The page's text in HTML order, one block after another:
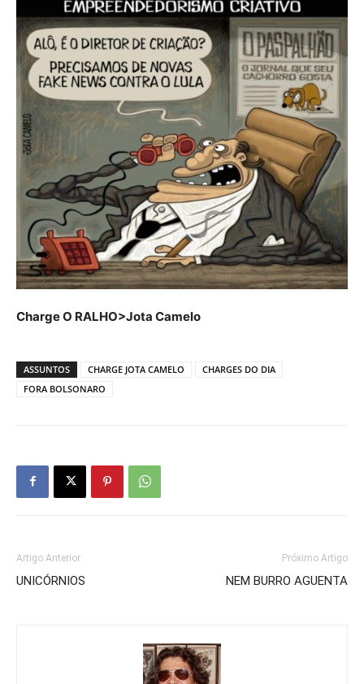
Charge O RALHO>Jota Camelo
ASSUNTOS CHARGE JOTA CAMELO
CHARGES DO DIA
FORA BOLSONARO
Artigo Anterior
UNICÓRNIOS
Próximo Artigo
NEM BURRO AGUENTA